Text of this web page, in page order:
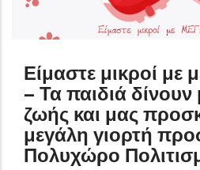
Είμαστε μικροί με
– Τα παιδιά
ζωής και μας
μεγάλη γιορτή
Πολυχώρο